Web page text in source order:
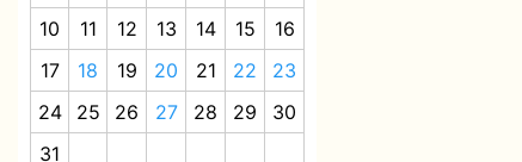
10
11 12 13 14 15
16
17
18 19 20 21 22
23
24
25 26 27 28 29
30
31